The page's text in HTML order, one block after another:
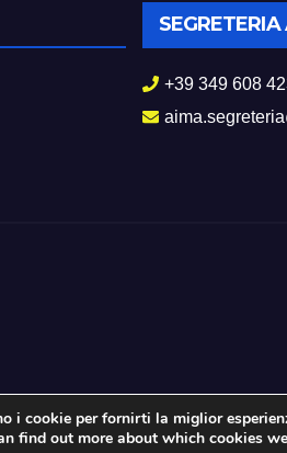
SEGRETERIA
+39 349 608
i cookie per fornirti la miglior
find out more about which cookies